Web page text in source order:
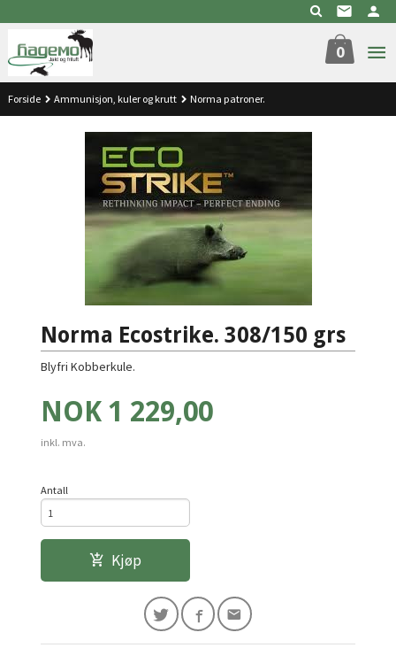
til
innholdet
0
Forside Ammunisjon, kuler og krutt Norma patroner.
Norma Ecostrike. 308/150 grs
Blyfri Kobberkule.
Pris
NOK 1 229,00
inkl. mva.
Antall
Kjøp